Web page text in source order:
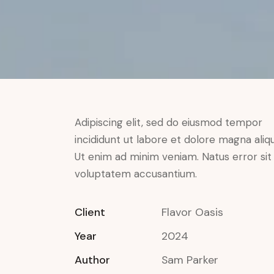
Adipiscing elit, sed do eiusmod tempor
incididunt ut labore et dolore magna
Ut enim ad minim veniam. Natus error sit
voluptatem accusantium.
Client
Flavor Oasis
Year
2024
Author
Sam Parker